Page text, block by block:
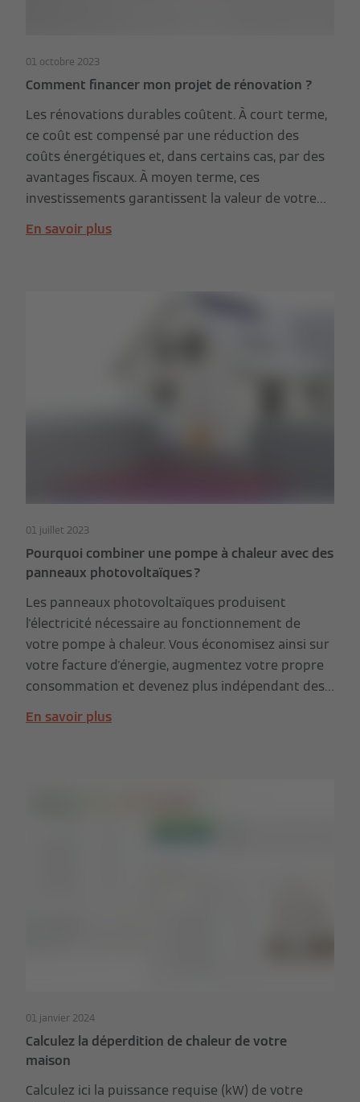
01 octobre 2023
Comment financer mon projet de rénovation ?
Les rénovations durables coûtent. À court terme,
ce coût est compensé par une réduction des
coûts énergétiques et, dans certains cas, par des
avantages fiscaux. À moyen terme, ces
investissements garantissent la valeur de votre
logement. Il est intéressant de financer ces
travaux. Il existe plusieurs façons de le faire.
En savoir plus
01 juillet 2023
Pourquoi combiner une pompe à chaleur avec des
panneaux photovoltaïques ?
Les panneaux photovoltaïques produisent
l'électricité nécessaire au fonctionnement de
votre pompe à chaleur. Vous économisez ainsi sur
votre facture d'énergie, augmentez votre propre
consommation et devenez plus indépendant des
fluctuations des prix de l'énergie.
En savoir plus
01 janvier 2024
Calculez la déperdition de chaleur de votre
maison
Calculez ici la puissance requise (kW) de votre